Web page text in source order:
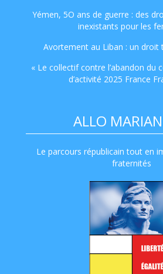
Yémen, 5O ans de guerre : des
inexistants pour les
Avortement au Liban : un droit
« Le collectif contre l’abandon du
d’activité 2025 France
ALLO
Le parcours républicain tout en
fraternités